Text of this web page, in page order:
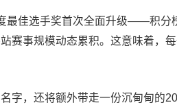
最佳选手奖首次全面升级——积分
赛事规模动态累积。这意味着，
字，还将额外带走一份沉甸甸的